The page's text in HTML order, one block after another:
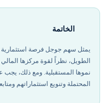
الخاتمة
يمثل سهم جوجل فرصة استثمارية
الطويل، نظراً لقوة مركزها
نموها المستقبلية. ومع ذلك،
المحتملة وتنويع استثماراتهم